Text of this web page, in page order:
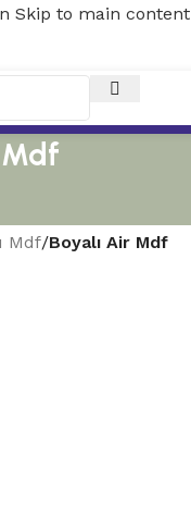
Skip to main content
Mdf
Mdf/Boyalı Air Mdf